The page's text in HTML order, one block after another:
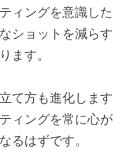
ィングを意識した
ショットを減らす
ます。
て方も進化します
ィングを常に心が
るはずです。